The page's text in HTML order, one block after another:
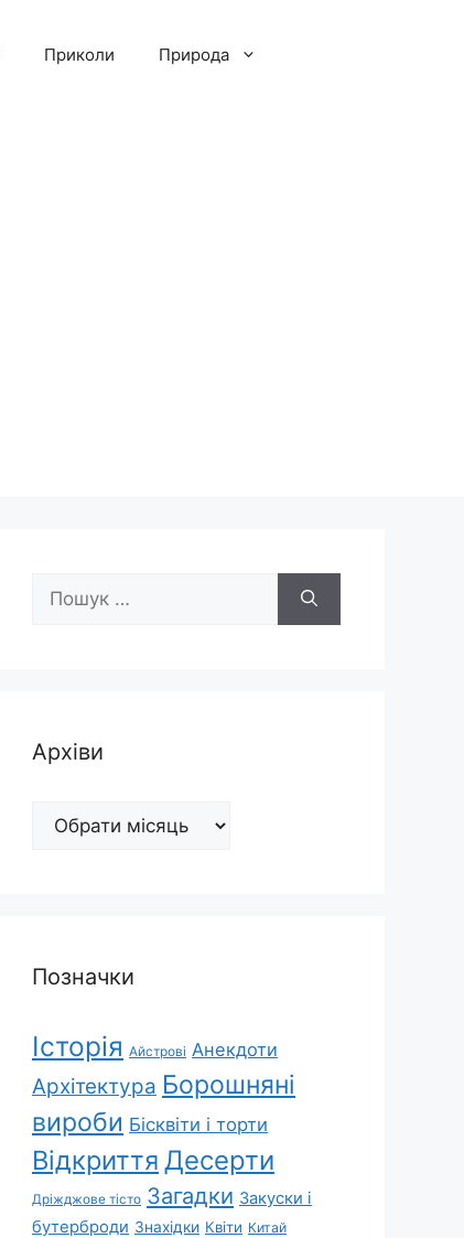
Приколи Природа
Пошук:
Архіви
Архіви
Позначки
Історія Айстрові Анекдоти
Архітектура Борошняні
вироби Бісквіти і торти
Відкриття Десерти
Дріжджове тісто Загадки Закуски і
бутерброди Знахідки Квіти Китай